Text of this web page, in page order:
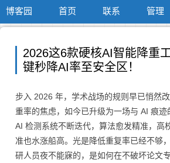
博客园 首页 联系 管理
2026这6款硬核AI智能降重
键秒降AI率至安全区！
步入 2026 年，学术战场的规则早已悄然
重率的焦虑，如今已升级为一场与 AI 痕
AI 检测系统不断迭代，算法愈发精准，高
准也水涨船高。光是降低重复率已经不够
研人员夜不能寐的，是如何在不破坏论文